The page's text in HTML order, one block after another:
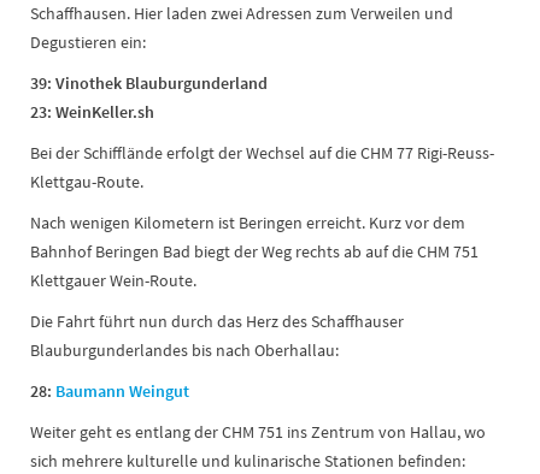
Schaffhausen. Hier laden zwei Adressen zum Verweilen und
Degustieren ein:
39: Vinothek Blauburgunderland
23: WeinKeller.sh
Bei der Schifflände erfolgt der Wechsel auf die CHM 77 Rigi-Reuss-
Klettgau-Route.
Nach wenigen Kilometern ist Beringen erreicht. Kurz vor dem
Bahnhof Beringen Bad biegt der Weg rechts ab auf die CHM 751
Klettgauer Wein-Route.
Die Fahrt führt nun durch das Herz des Schaffhauser
Blauburgunderlandes bis nach Oberhallau:
28: Baumann Weingut
Weiter geht es entlang der CHM 751 ins Zentrum von Hallau, wo
sich mehrere kulturelle und kulinarische Stationen befinden: